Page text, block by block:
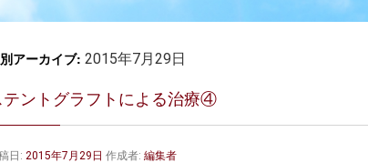
アーカイブ: 2015年7月29日
テントグラフトによる治療④
日: 2015年7月29日 作成者: 編集者